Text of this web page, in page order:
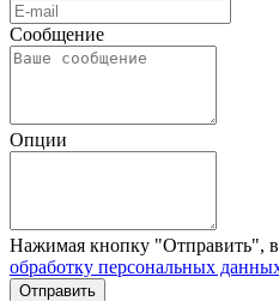
Сообщение
Опции
Нажимая кнопку "Отправить",
обработку персональных